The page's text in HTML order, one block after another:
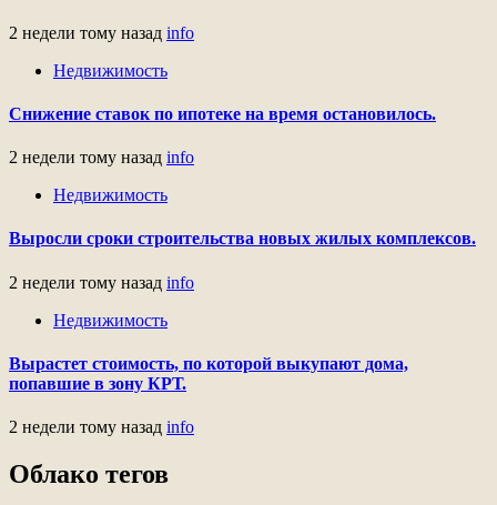
2 недели тому назад info
Недвижимость
Снижение ставок по ипотеке на время остановилось.
2 недели тому назад info
Недвижимость
Выросли сроки строительства новых жилых комплексов.
2 недели тому назад info
Недвижимость
Вырастет стоимость, по которой выкупают дома,
попавшие в зону КРТ.
2 недели тому назад info
Облако тегов